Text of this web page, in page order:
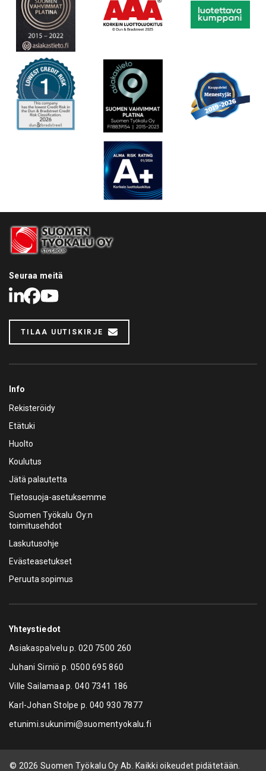
Seuraa meitä
LinkedIn
Facebook
Youtube
TILAA UUTISKIRJE
Info
Rekisteröidy
Etätuki
Huolto
Koulutus
Jätä palautetta
Tietosuoja-asetuksemme
Suomen Työkalu Oy:n
toimitusehdot
Laskutusohje
Evästeasetukset
Peruuta sopimus
Yhteystiedot
Asiakaspalvelu p.020 7500 260
Juhani Sirniö p. 0500 695 860
Ville Sailamaa p.040 7341 186
Karl-Johan Stolpe p. 040 930 7877
etunimi.sukunimi@suomentyokalu.fi
© 2026 Suomen Työkalu Oy Ab. Kaikki oikeudet pidätetään.